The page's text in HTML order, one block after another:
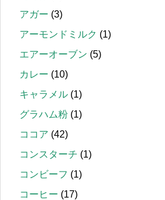
アガー (3)
アーモンドミルク (1)
エアーオーブン (5)
カレー (10)
キャラメル (1)
グラハム粉 (1)
ココア (42)
コンスターチ (1)
コンビーフ (1)
コーヒー (17)